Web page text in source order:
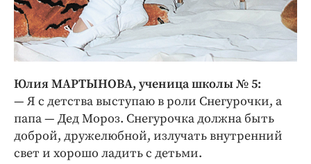
Юлия МАРТЫНОВА, ученица школы № 5:
— Я с детства выступаю в роли Снегурочки, а
папа — Дед Мороз. Снегурочка должна быть
доброй, дружелюбной, излучать внутренний
свет и хорошо ладить с детьми.